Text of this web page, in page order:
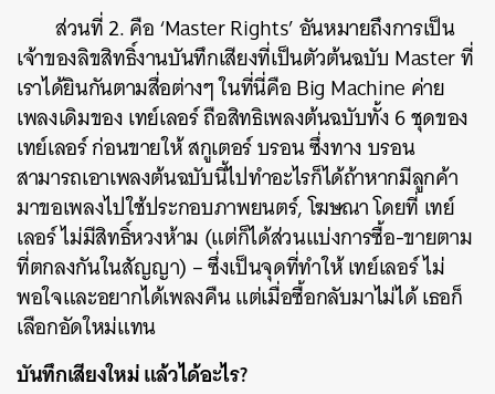
ส่วนที่ 2. คือ ‘Master Rights’ อันหมายถึงการเป็น
เจ้าของลิขสิทธิ์งานบันทึกเสียงที่เป็นตัวต้นฉบับ Master ที่
เราได้ยินกันตามสื่อต่างๆ ในที่นี่คือ Big Machine ค่าย
เพลงเดิมของ เทย์เลอร์ ถือสิทธิเพลงต้นฉบับทั้ง 6 ชุดของ
เทย์เลอร์ ก่อนขายให้ สกูเตอร์ บรอน ซึ่งทาง บรอน
สามารถเอาเพลงต้นฉบับนี้ไปทำอะไรก็ได้ถ้าหากมีลูกค้า
มาขอเพลงไปใช้ประกอบภาพยนตร์, โฆษณา โดยที่ เทย์
เลอร์ ไม่มีสิทธิ์หวงห้าม (แต่ก็ได้ส่วนแบ่งการซื้อ-ขายตาม
ที่ตกลงกันในสัญญา) – ซึ่งเป็นจุดที่ทำให้ เทย์เลอร์ ไม่
พอใจและอยากได้เพลงคืน แต่เมื่อซื้อกลับมาไม่ได้ เธอก็
เลือกอัดใหม่แทน
บันทึกเสียงใหม่ แล้วได้อะไร?